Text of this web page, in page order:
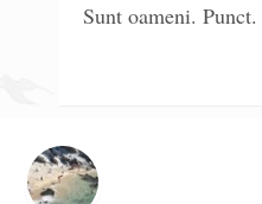
Sunt oameni. Punct.